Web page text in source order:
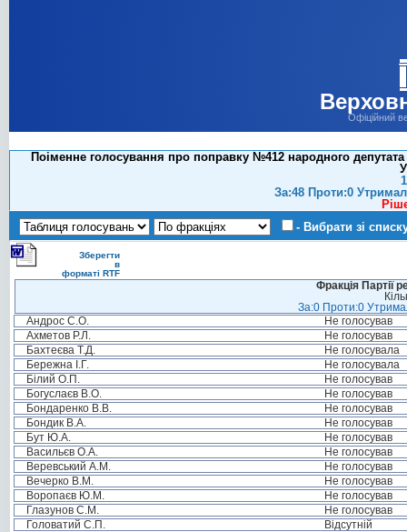
Офіційний
Поіменне голосування про поправку №412 народного депутата
За:48 Проти:0
- Вибрати зі
Зберегти
в
форматі RTF
Фракція Партії
За:0 Проти:0
Андрос С.О.
Не голосував
Ахметов Р.Л.
Не голосував
Бахтеєва Т.Д.
Не голосувала
Бережна І.Г.
Не голосувала
Білий О.П.
Не голосував
Богуслаєв В.О.
Не голосував
Бондаренко В.В.
Не голосував
Бондик В.А.
Не голосував
Бут Ю.А.
Не голосував
Васильєв О.А.
Не голосував
Веревський А.М.
Не голосував
Вечерко В.М.
Не голосував
Воропаєв Ю.М.
Не голосував
Глазунов С.М.
Не голосував
Головатий С.П.
Відсутній